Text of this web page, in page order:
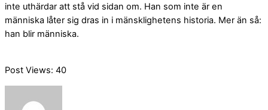
inte uthärdar att stå vid sidan om. Han som inte är en
människa låter sig dras in i mänsklighetens historia. Mer än så:
han blir människa.
Post Views: 40